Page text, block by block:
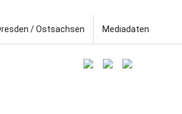
/ Ostsachsen Mediadaten